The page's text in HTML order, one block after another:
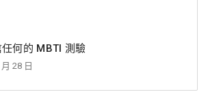
何的 MBTI 測驗
28 日